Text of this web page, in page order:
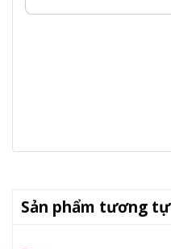
Sản phẩm tương tự